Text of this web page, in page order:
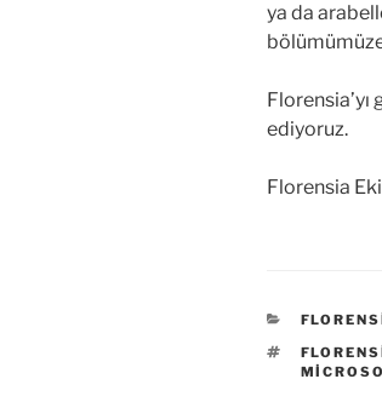
ya da
ediyoruz.
Florensia